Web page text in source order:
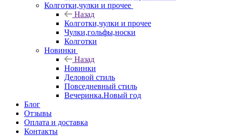
Колготки,чулки и прочее
Назад
Колготки,чулки и прочее
Чулки,гольфы,носки
Колготки
Новинки
Назад
Новинки
Деловой стиль
Повседневный стиль
Вечеринка.Новый год
Блог
Отзывы
Оплата и доставка
Контакты